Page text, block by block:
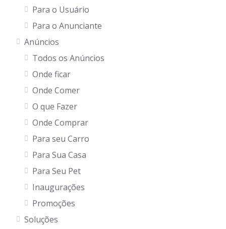
Para o Usuário
Para o Anunciante
Anúncios
Todos os Anúncios
Onde ficar
Onde Comer
O que Fazer
Onde Comprar
Para seu Carro
Para Sua Casa
Para Seu Pet
Inaugurações
Promoções
Soluções